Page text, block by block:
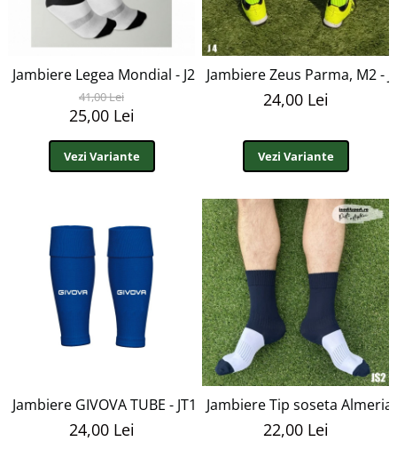
Bidoane si termosuri sportive
Trofee
Jambiere Legea Mondial - J2
41,00 Lei
25,00 Lei
Vezi Variante
Jambiere Zeus Parma, M2 -
24,00 Lei
Vezi Variante
Jambiere GIVOVA TUBE - JT1
24,00 Lei
Jambiere Tip soseta Almeria
22,00 Lei